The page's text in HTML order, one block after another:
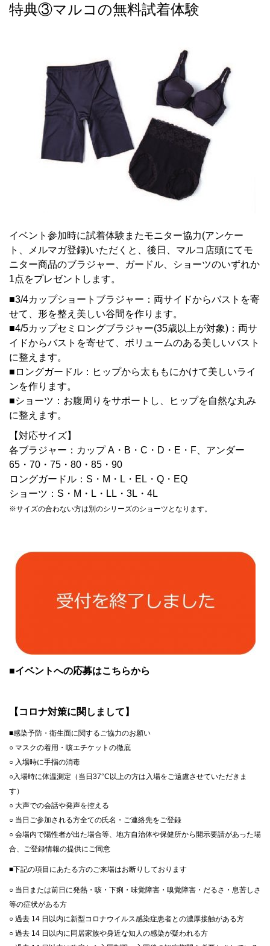
特典③マルコの無料試着体験
イベント参加時に試着体験またモニター協力(アンケー
ト、メルマガ登録)いただくと、後日、マルコ店頭にてモ
ニター商品のブラジャー、ガードル、ショーツのいずれか
1点をプレゼントします。
■3/4カップショートブラジャー：両サイドからバストを寄
せて、形を整え美しい谷間を作ります。
■4/5カップセミロングブラジャー(35歳以上が対象)：両サ
イドからバストを寄せて、ボリュームのある美しいバスト
に整えます。
■ロングガードル：ヒップから太ももにかけて美しいライ
ンを作ります。
■ショーツ：お腹周りをサポートし、ヒップを自然な丸み
に整えます。
【対応サイズ】
各ブラジャー：カップ A・B・C・D・E・F、アンダー
65・70・75・80・85・90
ロングガードル：S・M・L・EL・Q・EQ
ショーツ：S・M・L・LL・3L・4L
※サイズの合わない方は別のシリーズのショーツとなります。
■イベントへの応募はこちらから
【コロナ対策に関しまして】
■感染予防・衛生面に関するご協力のお願い
○ マスクの着用・咳エチケットの徹底
○ 入場時に手指の消毒
○入場時に体温測定（当日37°C以上の方は入場をご遠慮させていただきま
す）
○ 大声での会話や発声を控える
○ 当日ご参加される方全ての氏名・ご連絡先をご登録
○ 会場内で陽性者が出た場合等、地方自治体や保健所から開示要請があった場
合、ご登録情報の提供にご同意
■下記の項目にあたる方のご来場はお断りしております
○ 当日または前日に発熱・咳・下痢・味覚障害・嗅覚障害・だるさ・息苦しさ
等の症状がある方
○ 過去 14 日以内に新型コロナウイルス感染症患者との濃厚接触がある方
○ 過去 14 日以内に同居家族や身近な知人の感染が疑われる方